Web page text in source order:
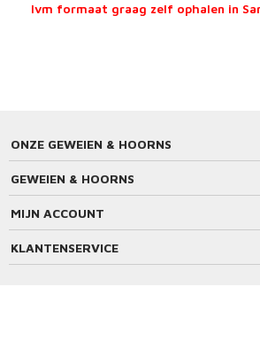
Ivm formaat graag zelf ophalen in
ONZE GEWEIEN & HOORNS
GEWEIEN & HOORNS
MIJN ACCOUNT
KLANTENSERVICE